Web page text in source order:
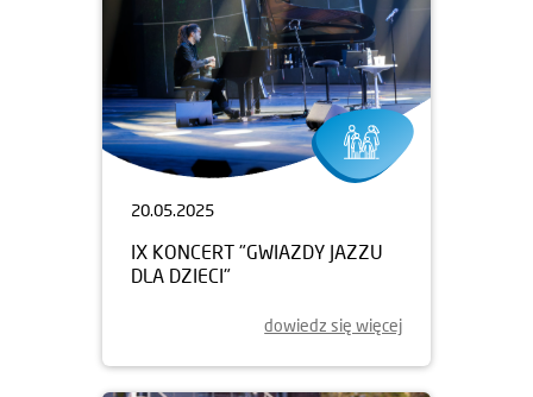
20.05.2025
IX KONCERT "GWIAZDY JAZZU
DLA DZIECI"
dowiedz się więcej